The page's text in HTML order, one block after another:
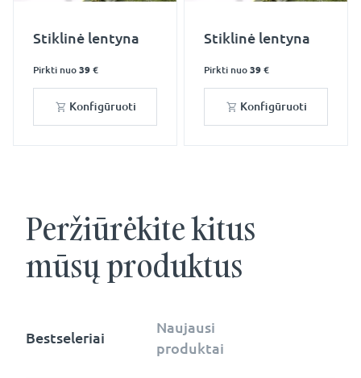
Stiklinė lentyna
Pirkti nuo 39 €
Konfigūruoti
Stiklinė lentyna
Pirkti nuo 39 €
Konfigūruoti
Peržiūrėkite kitus
mūsų produktus
Bestseleriai
Naujausi
produktai